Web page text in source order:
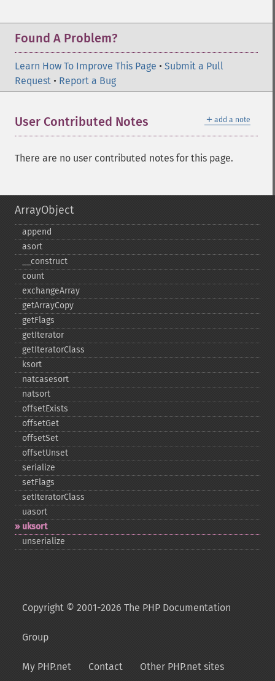
Found A Problem?
Learn How To Improve This Page • Submit a Pull
Request • Report a Bug
＋ add a note
User Contributed Notes
There are no user contributed notes for this page.
ArrayObject
append
asort
_​_​construct
count
exchangeArray
getArrayCopy
getFlags
getIterator
getIteratorClass
ksort
natcasesort
natsort
offsetExists
offsetGet
offsetSet
offsetUnset
serialize
setFlags
setIteratorClass
uasort
uksort
unserialize
Copyright © 2001-2026 The PHP Documentation
Group
My PHP.net Contact Other PHP.net sites